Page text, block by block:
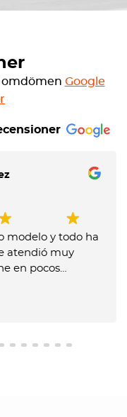
omdömen Google
modelo y todo ha
atendió muy
en pocos
un extra, pero
estado.